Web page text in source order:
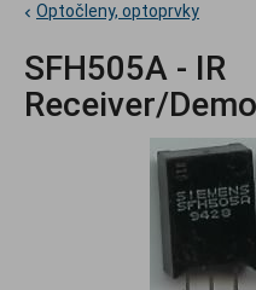
Optočleny, optoprvky
SFH505A - IR
Receiver/